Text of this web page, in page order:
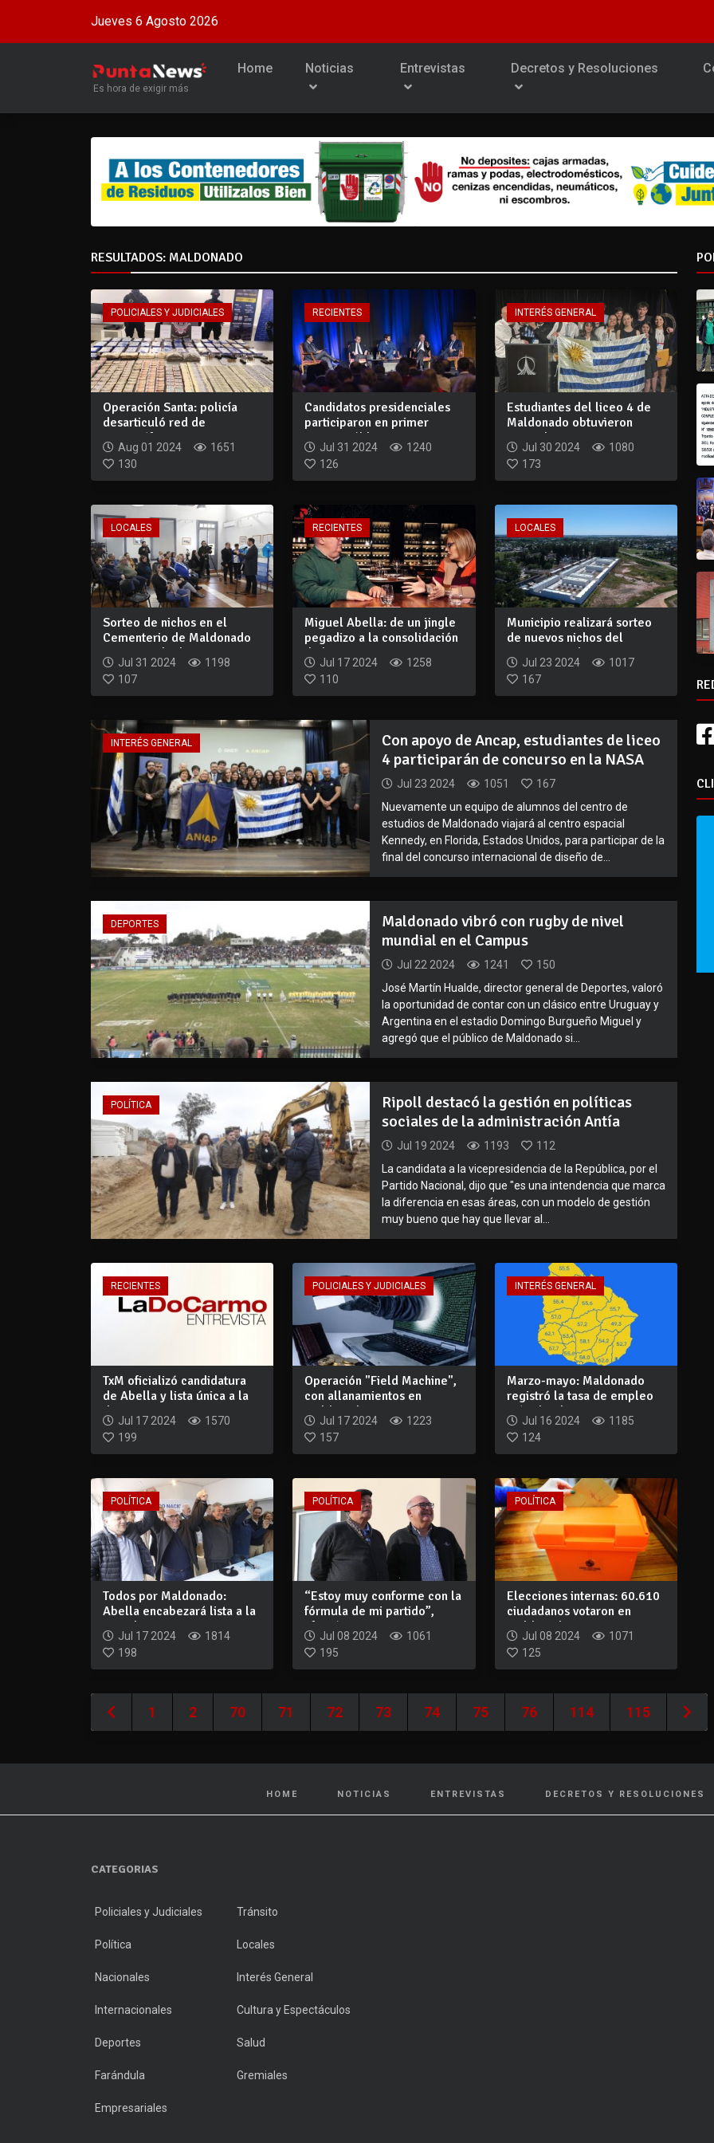
Jueves 6 Agosto 2026
Es hora de exigir más
Home Noticias Entrevistas Decretos y Resoluciones
RESULTADOS: MALDONADO
POLICIALES Y JUDICIALES
Operación Santa: policía
desarticuló red de
narcotráfico en...
Aug 01 2024
1651
130
RECIENTES
Candidatos presidenciales
participaron en primer
evento públ...
Jul 31 2024
1240
126
INTERÉS GENERAL
Estudiantes del liceo 4 de
Maldonado obtuvieron
segundo pues...
Jul 30 2024
1080
173
LOCALES
Sorteo de nichos en el
Cementerio de Maldonado
acompasa la d...
Jul 31 2024
1198
107
RECIENTES
Miguel Abella: de un jingle
pegadizo a la consolidación
de l...
Jul 17 2024
1258
110
LOCALES
Municipio realizará sorteo
de nuevos nichos del
cementerio d...
Jul 23 2024
1017
167
INTERÉS GENERAL
Con apoyo de Ancap, estudiantes de liceo
4 participarán de concurso en la NASA
Jul 23 2024 1051
167
Nuevamente un equipo de alumnos del centro de
estudios de Maldonado viajará al centro espacial
Kennedy, en Florida, Estados Unidos, para participar de la
final del concurso internacional de diseño de...
DEPORTES
Maldonado vibró con rugby de nivel
mundial en el Campus
Jul 22 2024 1241
150
José Martín Hualde, director general de Deportes, valoró
la oportunidad de contar con un clásico entre Uruguay y
Argentina en el estadio Domingo Burgueño Miguel y
agregó que el público de Maldonado si...
POLÍTICA
Ripoll destacó la gestión en políticas
sociales de la administración Antía
Jul 19 2024 1193
112
La candidata a la vicepresidencia de la República, por el
Partido Nacional, dijo que "es una intendencia que marca
la diferencia en esas áreas, con un modelo de gestión
muy bueno que hay que llevar al...
RECIENTES
TxM oficializó candidatura
de Abella y lista única a la
dipu...
Jul 17 2024
1570
199
POLICIALES Y JUDICIALES
Operación "Field Machine",
con allanamientos en
Maldonado, p...
Jul 17 2024
1223
157
INTERÉS GENERAL
Marzo-mayo: Maldonado
registró la tasa de empleo
más alta de...
Jul 16 2024
1185
124
POLÍTICA
Todos por Maldonado:
Abella encabezará lista a la
intendenci...
Jul 17 2024
1814
198
POLÍTICA
“Estoy muy conforme con la
fórmula de mi partido”,
afirmó An...
Jul 08 2024
1061
195
POLÍTICA
Elecciones internas: 60.610
ciudadanos votaron en
Maldonado
Jul 08 2024
1071
125
1 2 70 71 72 73 74 75 76 114 115
HOME NOTICIAS ENTREVISTAS DECRETOS Y RESOLUCIONES
CATEGORIAS
Policiales y Judiciales Tránsito
Política Locales
Nacionales Interés General
Internacionales Cultura y Espectáculos
Deportes Salud
Farándula Gremiales
Empresariales